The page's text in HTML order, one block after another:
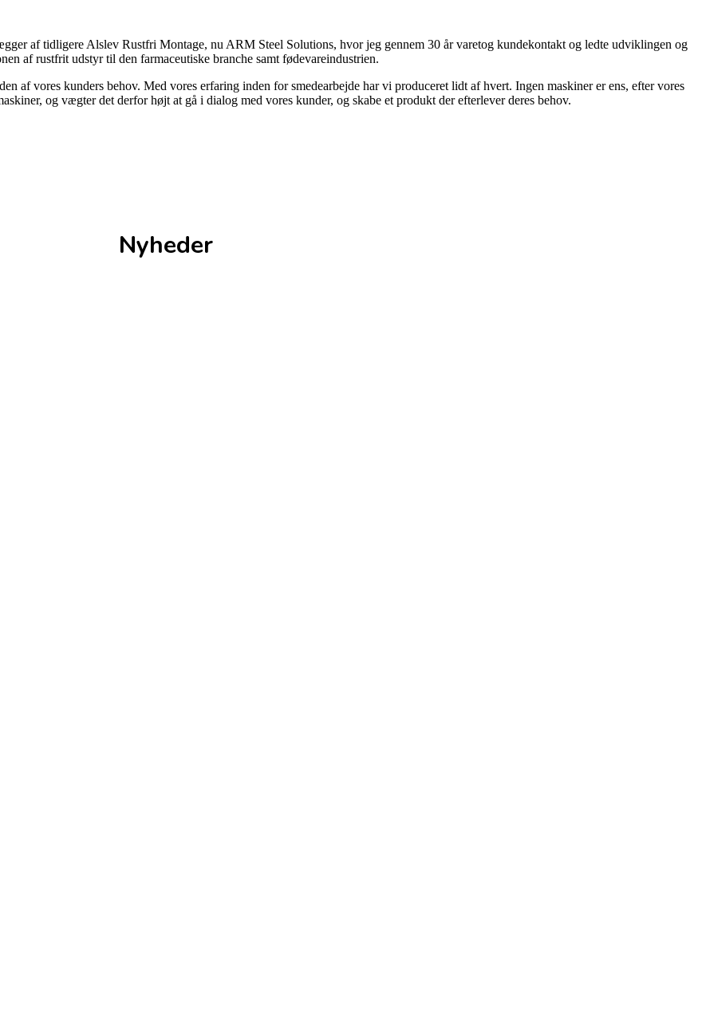
af tidligere Alslev Rustfri Montage, nu ARM Steel Solutions, hvor jeg gennem 30 år varetog kundekontakt og ledte udviklingen og
af rustfrit udstyr til den farmaceutiske branche samt fødevareindustrien.
af vores kunders behov. Med vores erfaring inden for smedearbejde har vi produceret lidt af hvert. Ingen maskiner er ens, efter vores
og vægter det derfor højt at gå i dialog med vores kunder, og skabe et produkt der efterlever deres behov.
Nyheder